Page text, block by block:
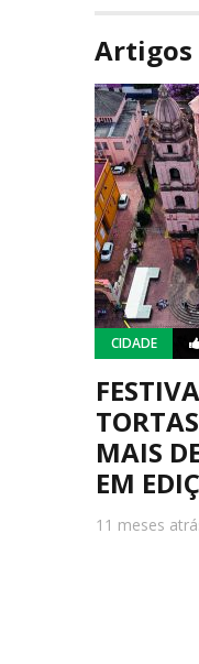
Artigos
CIDADE
MAIS
EM
11 meses